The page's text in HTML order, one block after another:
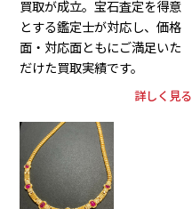
買取が成立。宝石査定を得意
とする鑑定士が対応し、価格
面・対応面ともにご満足いた
だけた買取実績です。
詳しく見る